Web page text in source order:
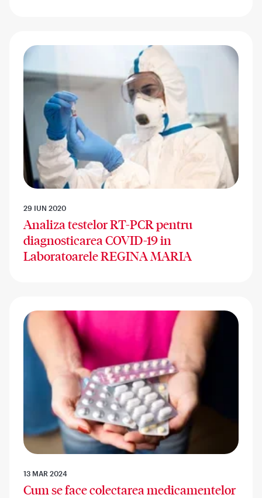
29 IUN 2020
Analiza testelor RT-PCR pentru
diagnosticarea COVID-19 in
Laboratoarele REGINA MARIA
13 MAR 2024
Cum se face colectarea medicamentelor